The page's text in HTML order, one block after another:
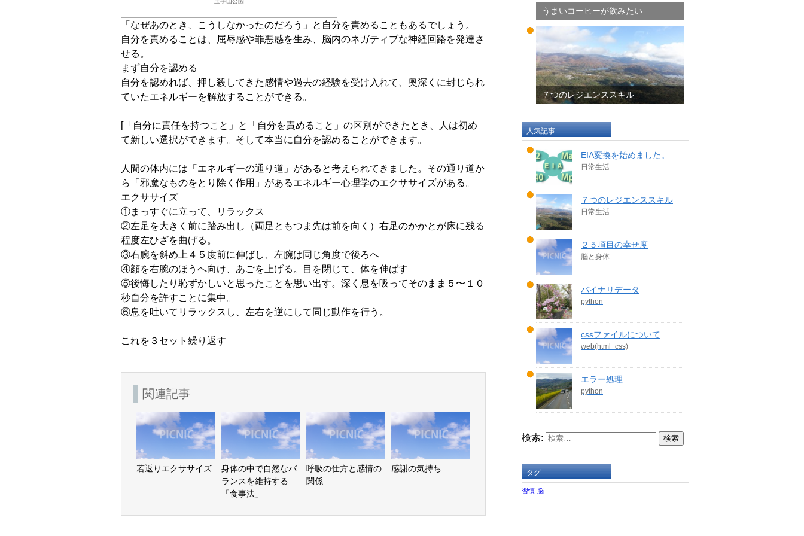
「なぜあのとき、こうしなかったのだろう」と自分を責めることもあるでしょう。
自分を責めることは、屈辱感や罪悪感を生み、脳内のネガティブな神経回路を発達さ
せる。
まず自分を認める
自分を認めれば、押し殺してきた感情や過去の経験を受け入れて、奥深くに封じられ
ていたエネルギーを解放することができる。
[「自分に責任を持つこと」と「自分を責めること」の区別ができたとき、人は初め
て新しい選択ができます。そして本当に自分を認めることができます。
人間の体内には「エネルギーの通り道」があると考えられてきました。その通り道か
ら「邪魔なものをとり除く作用」があるエネルギー心理学のエクササイズがある。
エクササイズ
①まっすぐに立って、リラックス
②左足を大きく前に踏み出し（両足ともつま先は前を向く）右足のかかとが床に残る
程度左ひざを曲げる。
③右腕を斜め上４５度前に伸ばし、左腕は同じ角度で後ろへ
④顔を右腕のほうへ向け、あごを上げる。目を閉じて、体を伸ばす
⑤後悔したり恥ずかしいと思ったことを思い出す。深く息を吸ってそのまま５〜１０
秒自分を許すことに集中。
⑥息を吐いてリラックスし、左右を逆にして同じ動作を行う。
これを３セット繰り返す
関連記事
若返りエクササイズ
身体の中で自然なバ
ランスを維持する
「食事法」
呼吸の仕方と感情の
関係
感謝の気持ち
うまいコーヒーが飲みたい
７つのレジエンススキル
人気記事
EIA変換を始めました。
日常生活
７つのレジエンススキル
日常生活
２５項目の幸せ度
脳と身体
バイナリデータ
python
cssファイルについて
web(html+css)
エラー処理
python
検索:
タグ
習慣 脳